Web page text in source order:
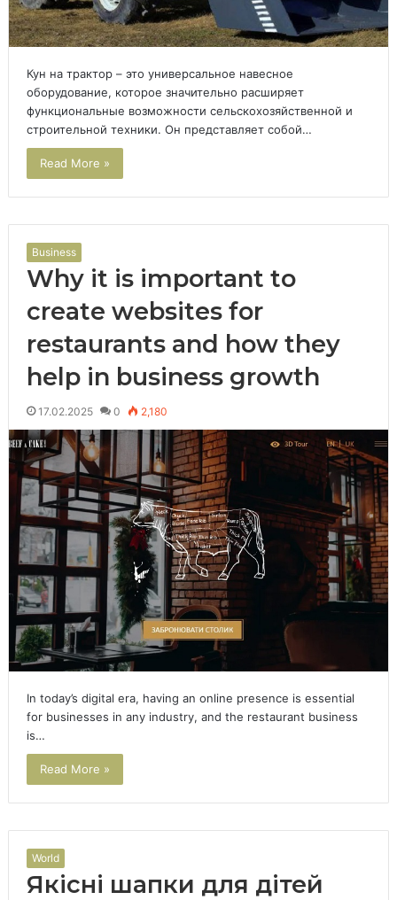
Кун на трактор – это универсальное навесное
оборудование, которое значительно расширяет
функциональные возможности сельскохозяйственной и
строительной техники. Он представляет собой…
Read More »
Business
Why it is important to
create websites for
restaurants and how they
help in business growth
17.02.2025 0 2,180
In today’s digital era, having an online presence is essential
for businesses in any industry, and the restaurant business
is…
Read More »
World
Якісні шапки для дітей